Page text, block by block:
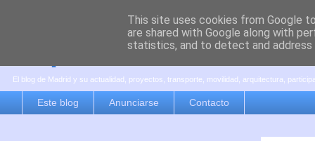
es por madrid
El blog de Madrid y su actualidad, proyectos, transporte, movilidad, arquitectura,
Este blog Anunciarse Contacto
This site uses cookies from Google
are shared with Google along with
statistics, and to detect and address